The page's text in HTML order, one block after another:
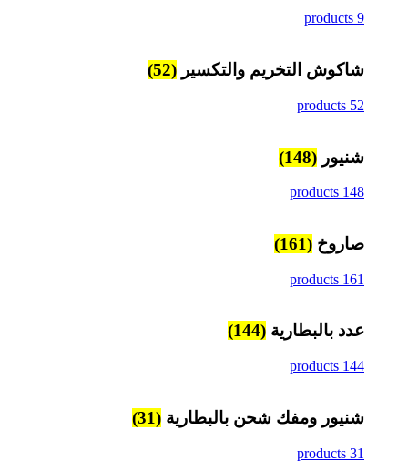
9 products
شاكوش التخريم والتكسير (52)
52 products
شنيور (148)
148 products
صاروخ (161)
161 products
عدد بالبطارية (144)
144 products
شنيور ومفك شحن بالبطارية (31)
31 products